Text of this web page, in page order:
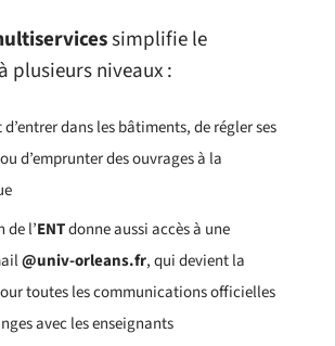
simplifie le
plusieurs niveaux :
dans les bâtiments, de régler ses
d’emprunter des ouvrages à la
de l’ENTdonne aussi accès à une
@univ-orleans.fr, qui devient la
toutes les communications officielles
avec les enseignants